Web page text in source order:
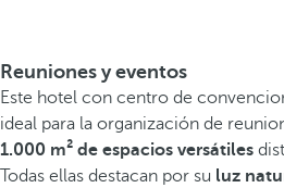
Reuniones y eventos
Este hotel con centro de
ideal para la organización de
1.000 m² de espacios versátiles
Todas ellas destacan por su luz